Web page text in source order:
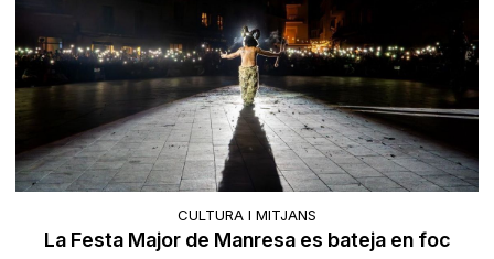
CULTURA I MITJANS
La Festa Major de Manresa es bateja en foc